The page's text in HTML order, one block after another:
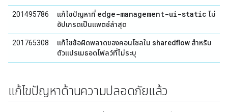
201495786 แก้ไขปัญหาที่ edge-management-ui-static ไม่
อัปเกรดเป็นแพตช์ล่าสุด
201765308
แก้ไขข้อผิดพลาดของคอนโซลใน sharedflow สำหรับ
ตัวแปรเมธอดโฟลว์ที่ไม่ระบุ
แก้ไขปัญหาด้านความปลอดภัยแล้ว